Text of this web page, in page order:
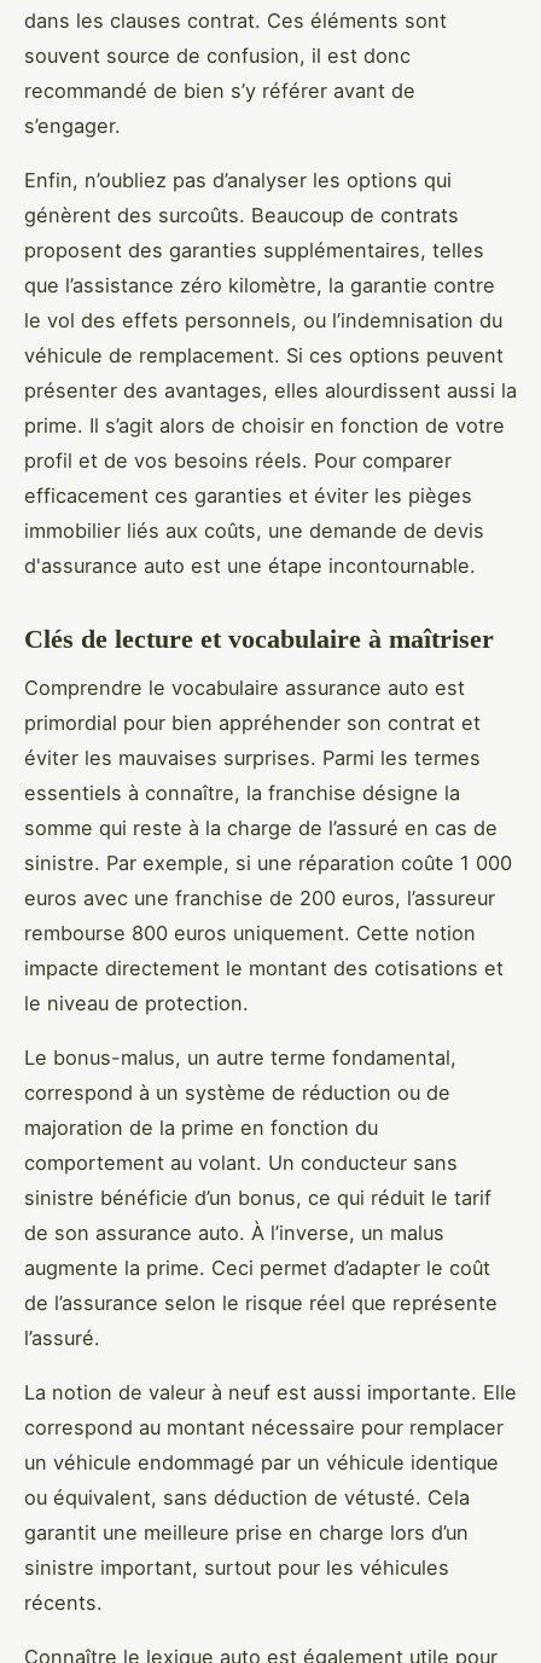
dans les clauses contrat. Ces éléments sont
souvent source de confusion, il est donc
recommandé de bien s’y référer avant de
s’engager.
Enfin, n’oubliez pas d’analyser les options qui
génèrent des surcoûts. Beaucoup de contrats
proposent des garanties supplémentaires, telles
que l’assistance zéro kilomètre, la garantie contre
le vol des effets personnels, ou l’indemnisation du
véhicule de remplacement. Si ces options peuvent
présenter des avantages, elles alourdissent aussi la
prime. Il s’agit alors de choisir en fonction de votre
profil et de vos besoins réels. Pour comparer
efficacement ces garanties et éviter les pièges
immobilier liés aux coûts, une demande de devis
d'assurance auto est une étape incontournable.
Clés de lecture et vocabulaire à maîtriser
Comprendre le vocabulaire assurance auto est
primordial pour bien appréhender son contrat et
éviter les mauvaises surprises. Parmi les termes
essentiels à connaître, la franchise désigne la
somme qui reste à la charge de l’assuré en cas de
sinistre. Par exemple, si une réparation coûte 1 000
euros avec une franchise de 200 euros, l’assureur
rembourse 800 euros uniquement. Cette notion
impacte directement le montant des cotisations et
le niveau de protection.
Le bonus-malus, un autre terme fondamental,
correspond à un système de réduction ou de
majoration de la prime en fonction du
comportement au volant. Un conducteur sans
sinistre bénéficie d’un bonus, ce qui réduit le tarif
de son assurance auto. À l’inverse, un malus
augmente la prime. Ceci permet d’adapter le coût
de l’assurance selon le risque réel que représente
l’assuré.
La notion de valeur à neuf est aussi importante. Elle
correspond au montant nécessaire pour remplacer
un véhicule endommagé par un véhicule identique
ou équivalent, sans déduction de vétusté. Cela
garantit une meilleure prise en charge lors d’un
sinistre important, surtout pour les véhicules
récents.
Connaître le lexique auto est également utile pour